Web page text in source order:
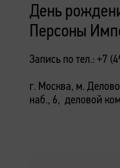
День
Персоны
Запись по тел.: +7
г. Москва, м.
наб., 6, деловой